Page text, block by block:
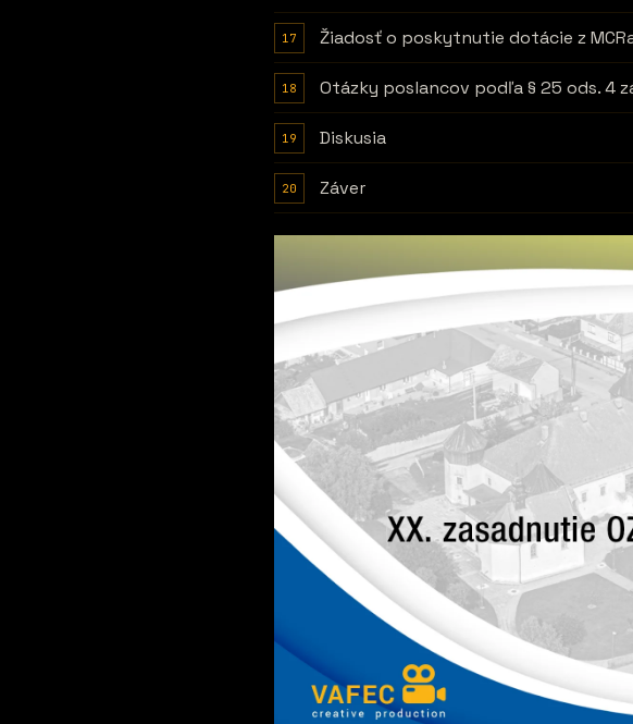
Žiadosť o poskytnutie dotácie z
Otázky poslancov podľa § 25 ods. 4
Diskusia
Záver